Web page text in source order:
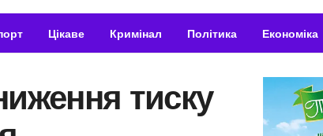
Цікаве Кримінал Політика Економіка
тиску